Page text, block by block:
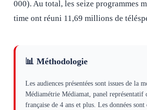
000). Au total, les seize programmes
time ont réuni 11,69 millions de
📊 Méthodologie
Les audiences présentées sont issues de la
Médiamétrie Médiamat, panel représentatif
française de 4 ans et plus. Les données sont